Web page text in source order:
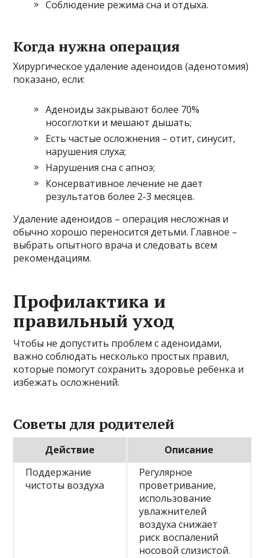
Соблюдение режима сна и отдыха.
Когда нужна операция
Хирургическое удаление аденоидов (аденотомия)
показано, если:
Аденоиды закрывают более 70%
носоглотки и мешают дышать;
Есть частые осложнения – отит, синусит,
нарушения слуха;
Нарушения сна с апноэ;
Консервативное лечение не дает
результатов более 2-3 месяцев.
Удаление аденоидов – операция несложная и
обычно хорошо переносится детьми. Главное –
выбрать опытного врача и следовать всем
рекомендациям.
Профилактика и
правильный уход
Чтобы не допустить проблем с аденоидами,
важно соблюдать несколько простых правил,
которые помогут сохранить здоровье ребенка и
избежать осложнений.
Советы для родителей
Действие
Описание
Поддержание
чистоты воздуха
Регулярное
проветривание,
использование
увлажнителей
воздуха снижает
риск воспалений
носовой слизистой.